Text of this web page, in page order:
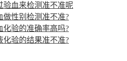
验血来检测准不准呢
做性别检测准不准?
化验的准确率高吗?
化验的结果准不准?